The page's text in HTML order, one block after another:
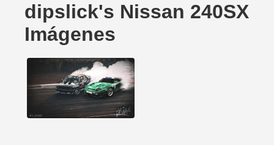
dipslick's Nissan 240SX
Imágenes